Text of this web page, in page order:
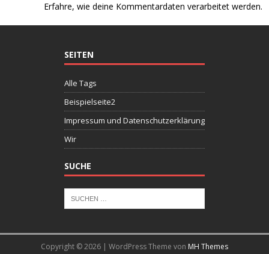
Erfahre, wie deine Kommentardaten verarbeitet werden.
SEITEN
Alle Tags
Beispielseite2
Impressum und Datenschutzerklärung
Wir
SUCHE
Copyright © 2026 | WordPress Theme von MH Themes